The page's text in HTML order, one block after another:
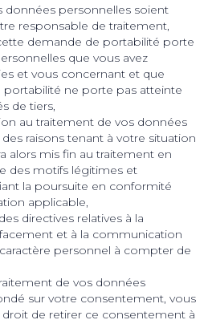
données personnelles soient
responsable de traitement,
demande de portabilité porte
que vous avez
et vous concernant et que
ne porte pas atteinte
de tiers,
au traitement de vos données
raisons tenant à votre situation
alors mis fin au traitement en
des motifs légitimes et
la poursuite en conformité
applicable,
directives relatives à la
et à la communication
personnel à compter de
de vos données
sur votre consentement, vous
de retirer ce consentement à